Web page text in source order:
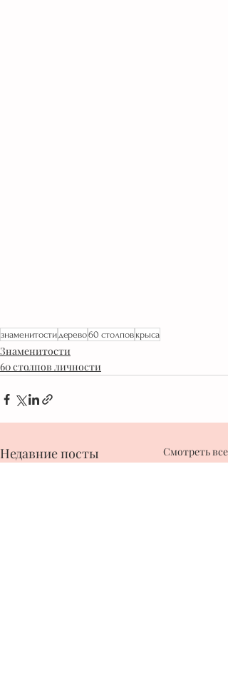
знаменитостидерево60 столпов крыса
Знаменитости
60 столпов личности
Недавние посты Смотреть все